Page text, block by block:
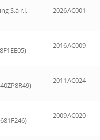
S.à r.l. 2026AC001
2016AC009
2011AC024
2009AC020